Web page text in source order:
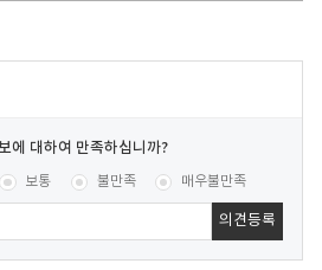
.00 점 / 14 명 참여]
보통 불만족 매우불만족